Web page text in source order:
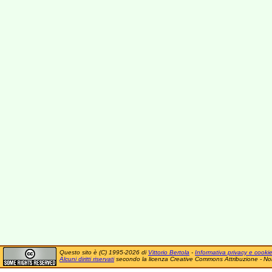
Questo sito è (C) 1995-2026 di Vittorio Bertola - Informativa privacy e cookie
Alcuni diritti riservatisecondo la licenza Creative Commons Attribuzione -